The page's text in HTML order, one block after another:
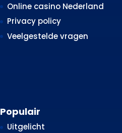
Online casino Nederland
Privacy policy
Veelgestelde vragen
Populair
Uitgelicht